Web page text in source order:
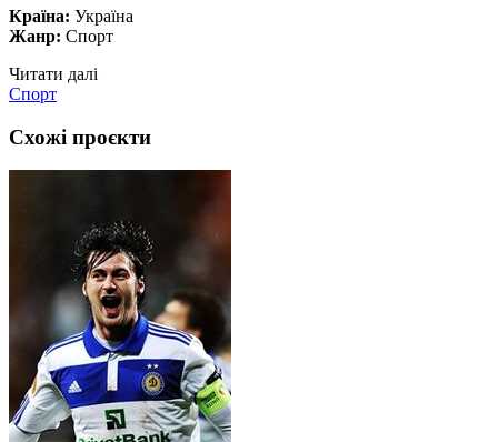
Країна: Україна
Жанр: Спорт
Читати далі
Спорт
Схожі проєкти